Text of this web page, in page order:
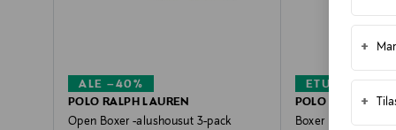
+
+
ALE –40%
POLO RALPH LAUREN
Open Boxer -alushousut 3-pack
POLO RALPH
Boxer Brief -